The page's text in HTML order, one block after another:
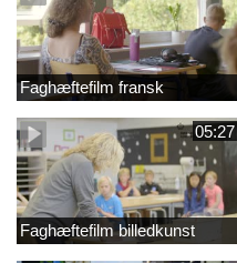
Faghæftefilm fransk
05:27
Faghæftefilm billedkunst